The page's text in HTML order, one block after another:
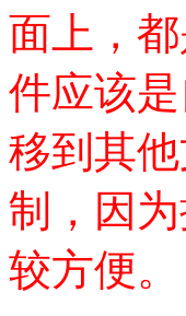
面上，
件应该
移到其
制，因
较方便。